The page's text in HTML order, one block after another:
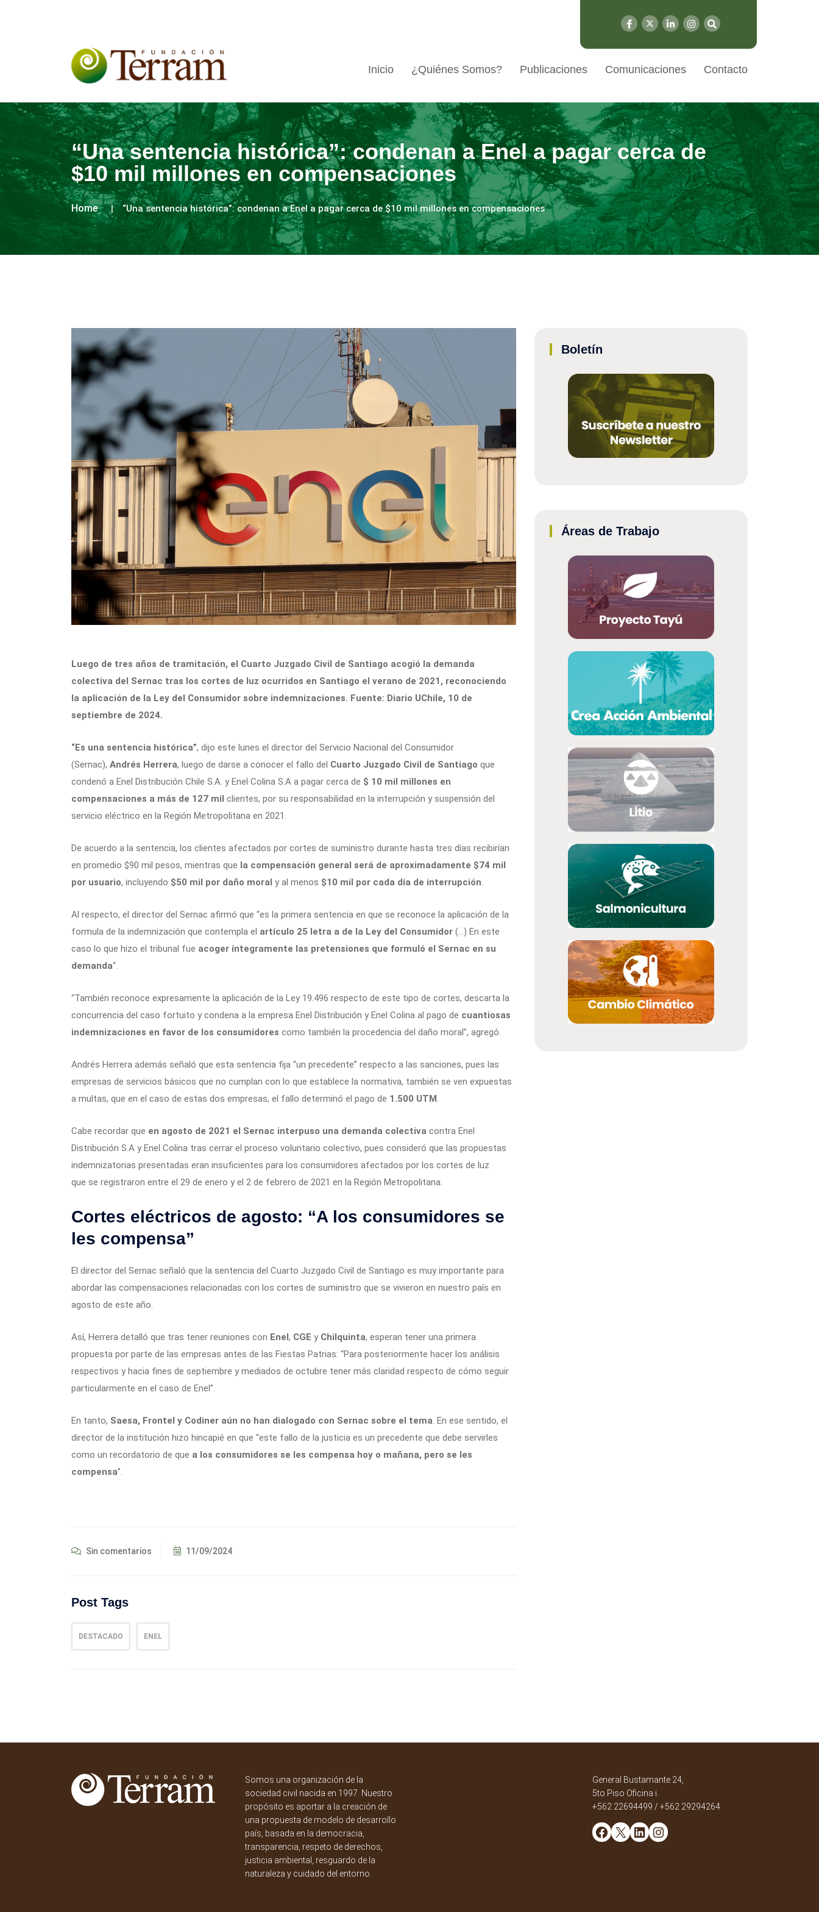
Inicio ¿Quiénes Somos? Publicaciones Comunicaciones Contacto
“Una sentencia histórica”: condenan a Enel a pagar cerca de
$10 mil millones en compensaciones
Home “Una sentencia histórica”: condenan a Enel a pagar cerca de $10 mil millones en compensaciones
Luego de tres años de tramitación, el Cuarto Juzgado Civil de Santiago acogió la demanda
colectiva del Sernac tras los cortes de luz ocurridos en Santiago el verano de 2021, reconociendo
la aplicación de la Ley del Consumidor sobre indemnizaciones. Fuente: Diario UChile, 10 de
septiembre de 2024.
“Es una sentencia histórica”, dijo este lunes el director del Servicio Nacional del Consumidor
(Sernac), Andrés Herrera, luego de darse a conocer el fallo del Cuarto Juzgado Civil de Santiago que
condenó a Enel Distribución Chile S.A. y Enel Colina S.A a pagar cerca de $ 10 mil millones en
compensaciones a más de 127 mil clientes, por su responsabilidad en la interrupción y suspensión del
servicio eléctrico en la Región Metropolitana en 2021.
De acuerdo a la sentencia, los clientes afectados por cortes de suministro durante hasta tres días recibirían
en promedio $90 mil pesos, mientras que la compensación general será de aproximadamente $74 mil
por usuario, incluyendo $50 mil por daño moral y al menos $10 mil por cada día de interrupción.
Al respecto, el director del Sernac afirmó que “es la primera sentencia en que se reconoce la aplicación de la
formula de la indemnización que contempla el artículo 25 letra a de la Ley del Consumidor (…) En este
caso lo que hizo el tribunal fue acoger íntegramente las pretensiones que formuló el Sernac en su
demanda“.
“También reconoce expresamente la aplicación de la Ley 19.496 respecto de este tipo de cortes, descarta la
concurrencia del caso fortuito y condena a la empresa Enel Distribución y Enel Colina al pago de cuantiosas
indemnizaciones en favor de los consumidores como también la procedencia del daño moral”, agregó.
Andrés Herrera además señaló que esta sentencia fija “un precedente” respecto a las sanciones, pues las
empresas de servicios básicos que no cumplan con lo que establece la normativa, también se ven expuestas
a multas, que en el caso de estas dos empresas, el fallo determinó el pago de 1.500 UTM .
Cabe recordar que en agosto de 2021 el Sernac interpuso una demanda colectiva contra Enel
Distribución S.A y Enel Colina tras cerrar el proceso voluntario colectivo, pues consideró que las propuestas
indemnizatorias presentadas eran insuficientes para los consumidores afectados por los cortes de luz
que se registraron entre el 29 de enero y el 2 de febrero de 2021 en la Región Metropolitana.
Cortes eléctricos de agosto: “A los consumidores se
les compensa”
El director del Sernac señaló que la sentencia del Cuarto Juzgado Civil de Santiago es muy importante para
abordar las compensaciones relacionadas con los cortes de suministro que se vivieron en nuestro país en
agosto de este año.
Así, Herrera detalló que tras tener reuniones con Enel , CGE y Chilquinta, esperan tener una primera
propuesta por parte de las empresas antes de las Fiestas Patrias: “Para posteriormente hacer los análisis
respectivos y hacia fines de septiembre y mediados de octubre tener más claridad respecto de cómo seguir
particularmente en el caso de Enel”.
En tanto, Saesa, Frontel y Codiner aún no han dialogado con Sernac sobre el tema. En ese sentido, el
director de la institución hizo hincapié en que “este fallo de la justicia es un precedente que debe servirles
como un recordatorio de que a los consumidores se les compensa hoy o mañana, pero se les
compensa”.
Sin comentarios 11/09/2024
Post Tags
DESTACADO ENEL
Boletín
Áreas de Trabajo
Somos una organización de la
sociedad civil nacida en 1997. Nuestro
propósito es aportar a la creación de
una propuesta de modelo de desarrollo
país, basada en la democracia,
transparencia, respeto de derechos,
justicia ambiental, resguardo de la
naturaleza y cuidado del entorno.
General Bustamante 24,
5to Piso Oficina i.
+562 22694499 / +562 29294264